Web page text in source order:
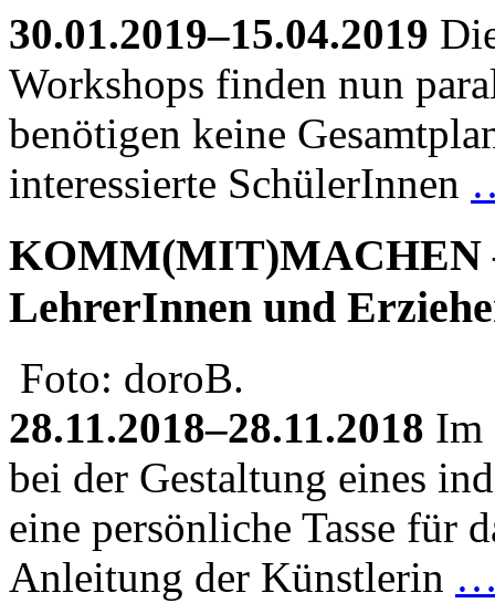
30.01.2019–15.04.2019
Workshops finden nun
benötigen keine
interessierte SchülerInnen
KOMM(MIT)MACHEN
LehrerInnen und
Foto: doroB.
28.11.2018–28.11.2018 Im
bei der Gestaltung eines
eine persönliche Tasse für
Anleitung der Künstlerin